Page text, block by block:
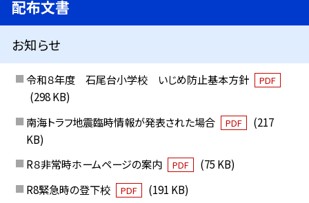
配布文書
お知らせ
令和８年度 石尾台小学校 いじめ防止基本方針 PDF
(298 KB)
南海トラフ地震臨時情報が発表された場合
PDF
(217
KB)
R８非常時ホームページの案内
PDF
(75 KB)
R8緊急時の登下校
PDF
(191 KB)